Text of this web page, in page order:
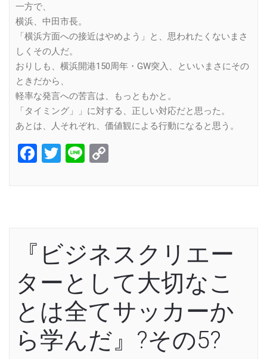
一方で、
横浜、中田市長。
「横浜方面への接近はやめよう」と、思われたくないまさ
しくその人だ。
おりしも、横浜開港150周年・GW突入、といいまさにその
ときだから、
軽率な発言への苦言は、もっともかと。
「タイミング」」に対する、正しい対応だと思った。
あとは、人それぞれ、価値観による行動になると思う。
Facebook
Twitter
Line
『ビジネスクリエー
ターとして大切なこ
とは全てサッカーか
ら学んだ』?その5?